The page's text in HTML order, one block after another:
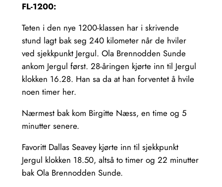
FL-1200:
Teten i den nye 1200-klassen har i skrivende
stund lagt bak seg 240 kilometer når de hviler
ved sjekkpunkt Jergul. Ola Brennodden Sunde
ankom Jergul først. 28-åringen kjørte inn til Jergul
klokken 16.28. Han sa da at han forventet å hvile
noen timer her.
Nærmest bak kom Birgitte Næss, en time og 5
minutter senere.
Favoritt Dallas Seavey kjørte inn til sjekkpunkt
Jergul klokken 18.50, altså to timer og 22 minutter
bak Ola Brennodden Sunde.